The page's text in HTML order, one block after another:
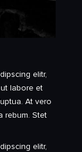
elitr,
labore et
At vero
rebum. Stet
elitr,